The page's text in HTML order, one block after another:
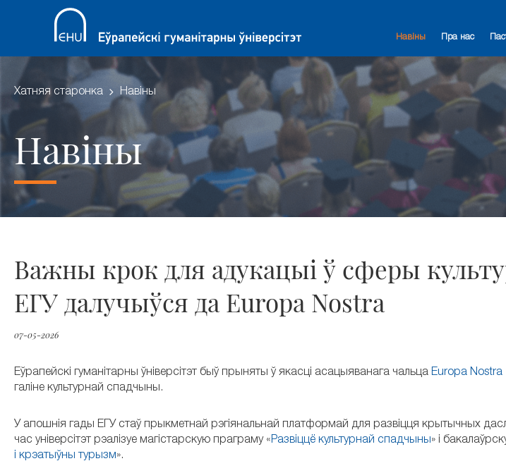
Навіны Пра нас
Хатняя старонка Навіны
Навіны
Важны крок для адукацыі ў сферы
ЕГУ далучыўся да Europa Nostra
07-05-2026
Еўрапейскі гуманітарны ўніверсітэт быў прыняты ў якасці асацыяванага чальца Europa Nostra
галіне культурнай спадчыны.
У апошнія гады ЕГУ стаў прыкметнай рэгіянальнай платформай для развіцця крытычных
час універсітэт рэалізуе магістарскую праграму «Развіццё культурнай спадчыны» і
і крэатыўны турызм».